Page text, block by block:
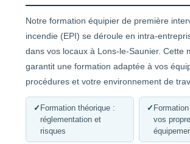
Notre formation équipier de première
incendie (EPI) se déroule en intra-
dans vos locaux à Lons-le-Saunier. Cette
garantit une formation adaptée à vos
procédures et votre environnement de
✓ Formation théorique :
réglementation et
risques
✓
vos